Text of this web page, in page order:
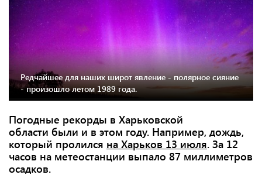
Редчайшее для наших широт явление - полярное сияние
- произошло летом 1989 года.
Погодные рекорды в Харьковской
области были и в этом году. Например, дождь,
который пролился на Харьков 13 июля. За 12
часов на метеостанции выпало 87 миллиметров
осадков.